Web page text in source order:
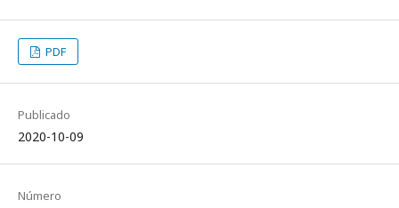
PDF
Publicado
2020-10-09
Número